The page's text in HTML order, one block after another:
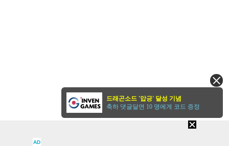
AD
드래곤소드 '압긍' 달성 기념
축하 댓글달면 10 명에게 코드 증정